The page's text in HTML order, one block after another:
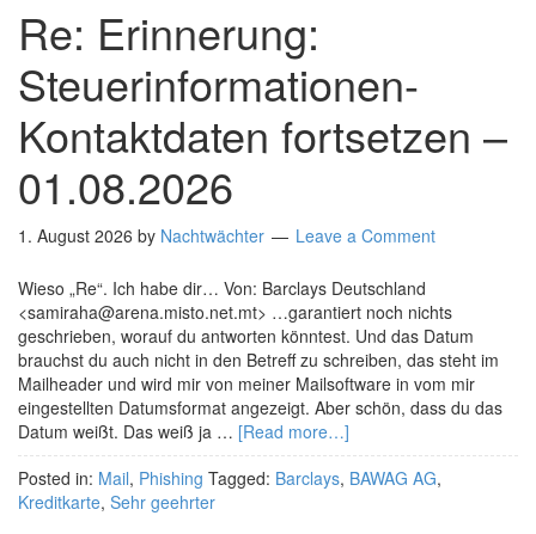
Re: Erinnerung:
Steuerinformationen-
Kontaktdaten fortsetzen –
01.08.2026
1. August 2026 by Nachtwächter Leave a Comment
Wieso „Re“. Ich habe dir… Von: Barclays Deutschland
<samiraha@arena.misto.net.mt> …garantiert noch nichts
geschrieben, worauf du antworten könntest. Und das Datum
brauchst du auch nicht in den Betreff zu schreiben, das steht im
Mailheader und wird mir von meiner Mailsoftware in vom mir
eingestellten Datumsformat angezeigt. Aber schön, dass du das
Datum weißt. Das weiß ja … [Read more…]
Posted in: Mail, Phishing Tagged: Barclays, BAWAG AG,
Kreditkarte, Sehr geehrter